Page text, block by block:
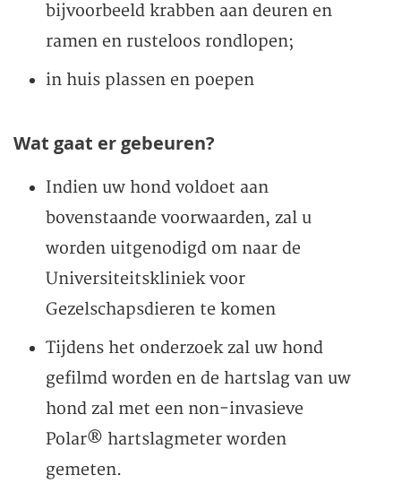
bijvoorbeeld krabben aan deuren en
ramen en rusteloos rondlopen;
in huis plassen en poepen
Wat gaat er gebeuren?
Indien uw hond voldoet aan
bovenstaande voorwaarden, zal u
worden uitgenodigd om naar de
Universiteitskliniek voor
Gezelschapsdieren te komen
Tijdens het onderzoek zal uw hond
gefilmd worden en de hartslag van uw
hond zal met een non-invasieve
Polar® hartslagmeter worden
gemeten.